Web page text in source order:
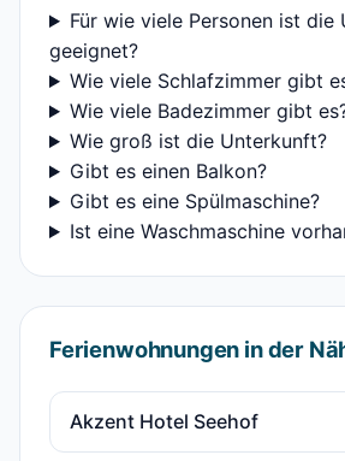
Für wie viele Personen ist die
geeignet?
Wie viele Schlafzimmer gibt
Wie viele Badezimmer gibt
Wie groß ist die Unterkunft?
Gibt es einen Balkon?
Gibt es eine Spülmaschine?
Ist eine Waschmaschine
Ferienwohnungen in der
Akzent Hotel Seehof